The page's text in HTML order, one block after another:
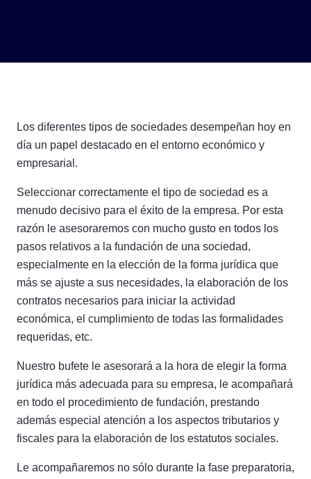
Los diferentes tipos de sociedades desempeñan hoy en
día un papel destacado en el entorno económico y
empresarial.
Seleccionar correctamente el tipo de sociedad es a
menudo decisivo para el éxito de la empresa. Por esta
razón le asesoraremos con mucho gusto en todos los
pasos relativos a la fundación de una sociedad,
especialmente en la elección de la forma jurídica que
más se ajuste a sus necesidades, la elaboración de los
contratos necesarios para iniciar la actividad
económica, el cumplimiento de todas las formalidades
requeridas, etc.
Nuestro bufete le asesorará a la hora de elegir la forma
jurídica más adecuada para su empresa, le acompañará
en todo el procedimiento de fundación, prestando
además especial atención a los aspectos tributarios y
fiscales para la elaboración de los estatutos sociales.
Le acompañaremos no sólo durante la fase preparatoria,